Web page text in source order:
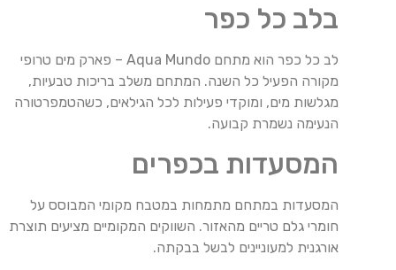
בלב כל כפר
לב כל כפר הוא מתחם Aqua Mundo – פארק מים טרופי
מקורה הפעיל כל השנה. המתחם משלב בריכות טבעיות,
מגלשות מים, ומוקדי פעילות לכל הגילאים, כשהטמפרטורה
הנעימה נשמרת קבועה.
המסעדות בכפרים
המסעדות במתחם מתמחות במטבח מקומי המבוסס על
חומרי גלם טריים מהאזור. השווקים המקומיים מציעים תוצרת
אורגנית למעוניינים לבשל בבקתה.